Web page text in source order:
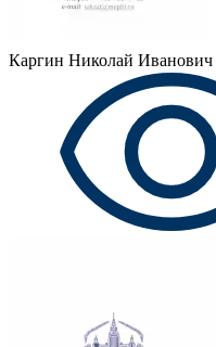
Каргин Николай Иванович